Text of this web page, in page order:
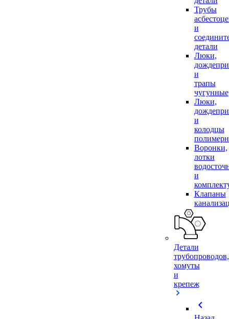
Трубы
и
детали
Люки,
и
трапы
чугунные
Люки,
и
колодцы
Воронки,
лотки
и
Клапаны
Детали
трубопроводов,
хомуты
и
крепеж
chevron_left